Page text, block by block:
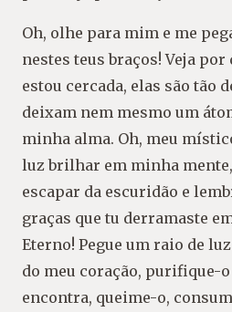
Oh, olhe para mim e me
nestes teus braços! Veja
estou cercada, elas são tão
deixam nem mesmo um
minha alma. Oh, meu
luz brilhar em minha
escapar da escuridão e
graças que tu derramaste
Eterno! Pegue um raio de
do meu coração, purifique-o
encontra, queime-o,